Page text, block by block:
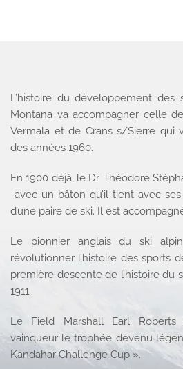
L’histoire du développement
Montana va accompagner celle
Vermala et de Crans s/Sierre qui
des années 1960.
En 1900 déjà, le Dr Théodore
avec un bâton qu’il tient avec
d’une paire de ski. Il est
Le pionnier anglais du ski
révolutionner l’histoire des sports
première descente de l’histoire du
1911.
Le Field Marshall Earl
vainqueur le trophée devenu
Kandahar Challenge Cup ».